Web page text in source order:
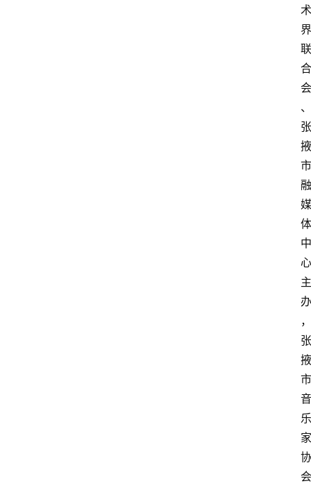
术
界
联
合
会
、
张
掖
市
融
媒
体
中
心
主
办
，
张
掖
市
音
乐
家
协
会